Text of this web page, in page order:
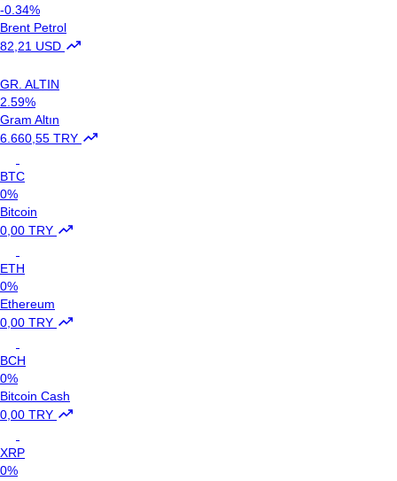
-0.34%
Brent Petrol
82,21 USD
GR. ALTIN
2.59%
Gram Altın
6.660,55 TRY
BTC
0%
Bitcoin
0,00 TRY
ETH
0%
Ethereum
0,00 TRY
BCH
0%
Bitcoin Cash
0,00 TRY
XRP
0%